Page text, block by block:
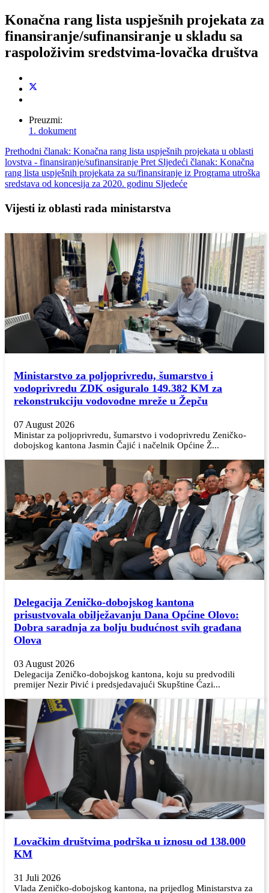
Konačna rang lista uspješnih projekata za
finansiranje/sufinansiranje u skladu sa
raspoloživim sredstvima-lovačka društva
Preuzmi:
1. dokument
Prethodni članak: Konačna rang lista uspješnih projekata u oblasti
lovstva - finansiranje/sufinansiranje Pret Sljedeći članak: Konačna
rang lista uspješnih projekata za su/finansiranje iz Programa utroška
sredstava od koncesija za 2020. godinu Sljedeće
Vijesti iz oblasti rada ministarstva
Ministarstvo za poljoprivredu, šumarstvo i
vodoprivredu ZDK osiguralo 149.382 KM za
rekonstrukciju vodovodne mreže u Žepču
07 August 2026
Ministar za poljoprivredu, šumarstvo i vodoprivredu Zeničko-
dobojskog kantona Jasmin Čajić i načelnik Općine Ž...
Delegacija Zeničko-dobojskog kantona
prisustvovala obilježavanju Dana Općine Olovo:
Dobra saradnja za bolju budućnost svih građana
Olova
03 August 2026
Delegacija Zeničko-dobojskog kantona, koju su predvodili
premijer Nezir Pivić i predsjedavajući Skupštine Ćazi...
Lovačkim društvima podrška u iznosu od 138.000
KM
31 Juli 2026
Vlada Zeničko-dobojskog kantona, na prijedlog Ministarstva za